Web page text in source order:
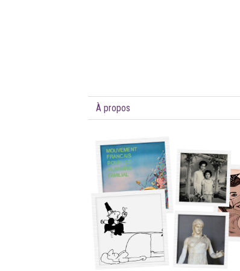
À propos